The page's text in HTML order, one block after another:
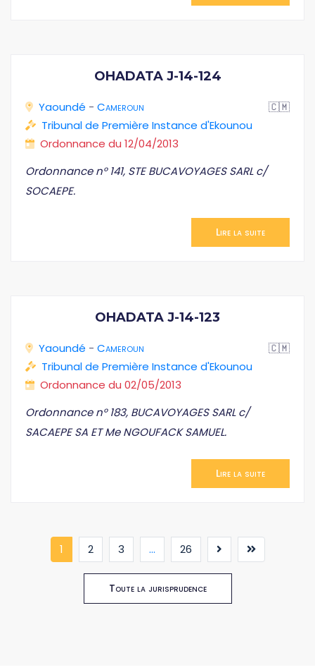
OHADATA J-14-124
Yaoundé - Cameroun
🇨🇲
Tribunal de Première Instance d'Ekounou
Ordonnance du 12/04/2013
Ordonnance n° 141, STE BUCAVOYAGES SARL c/
SOCAEPE.
Lire la suite
OHADATA J-14-123
Yaoundé - Cameroun
🇨🇲
Tribunal de Première Instance d'Ekounou
Ordonnance du 02/05/2013
Ordonnance n° 183, BUCAVOYAGES SARL c/
SACAEPE SA ET Me NGOUFACK SAMUEL.
Lire la suite
1 (current)
2 3 ... 26
Toute la jurisprudence